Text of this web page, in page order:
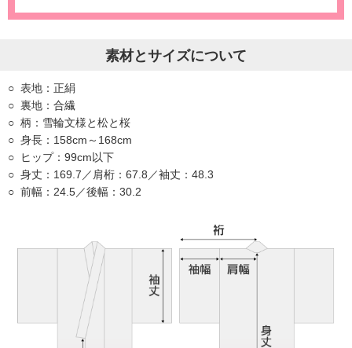
素材とサイズについて
表地：正絹
裏地：合繊
柄：雪輪文様と松と桜
身長：158cm～168cm
ヒップ：99cm以下
身丈：169.7／肩桁：67.8／袖丈：48.3
前幅：24.5／後幅：30.2